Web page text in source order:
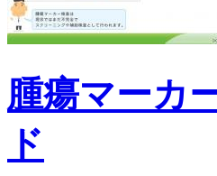
腫瘍マーカ
ド